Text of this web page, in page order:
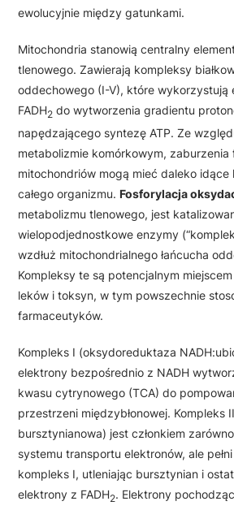
ewolucyjnie między gatunkami.
Mitochondria stanowią centralny
tlenowego. Zawierają kompleksy
oddechowego (I-V), które wykorzystują
FADH2 do wytworzenia gradientu
napędzającego syntezę ATP. Ze
metabolizmie komórkowym, zaburzenia
mitochondriów mogą mieć daleko idące
całego organizmu. Fosforylacja
metabolizmu tlenowego, jest
wielopodjednostkowe enzymy
wzdłuż mitochondrialnego łańcucha
Kompleksy te są potencjalnym miejscem
leków i toksyn, w tym powszechnie
farmaceutyków.
Kompleks I (oksydoreduktaza
elektrony bezpośrednio z NADH
kwasu cytrynowego (TCA) do
przestrzeni międzybłonowej. Kompleks
bursztynianowa) jest członkiem
systemu transportu elektronów, ale
kompleks I, utleniając bursztynian i
elektrony z FADH2. Elektrony